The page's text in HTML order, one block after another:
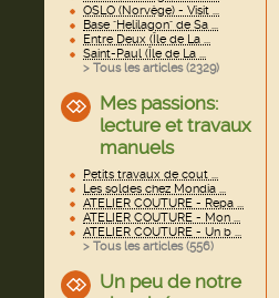
OSLO (Norvège) - Visit ...
Base "Helilagon" de Sa ...
Entre Deux (Île de La ...
Saint-Paul (Île de La ...
> Tous les articles (2329)
Mes passions:
lecture et travaux
manuels
Petits travaux de cout ...
Les soldes chez Mondia ...
ATELIER COUTURE - Repa ...
ATELIER COUTURE - Mon ...
ATELIER COUTURE - Un b ...
> Tous les articles (556)
Un peu de notre